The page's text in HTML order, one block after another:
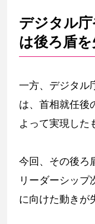
デジタル
は後ろ盾
一方、デジタル
は、首相就任後
よって実現した
今回、その後ろ
リーダーシップ
に向けた動きが